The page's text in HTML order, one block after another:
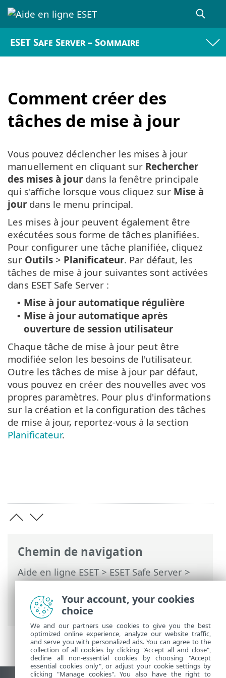
ESET Safe Server – Sommaire
Comment créer des
tâches de mise à jour
Chemin de navigation
Aide en ligne ESET>ESET Safe Server>
Utilisation d'ESET Safe Server>Mettre à
jour> Comment créer des tâches de
mise à jour
Vous pouvez déclencher les mises à jour
manuellement en cliquant sur Rechercher
des mises à jour dans la fenêtre principale
qui s'affiche lorsque vous cliquez sur Mise à
jour dans le menu principal.
Les mises à jour peuvent également être
exécutées sous forme de tâches planifiées.
Pour configurer une tâche planifiée, cliquez
sur Outils > Planificateur. Par défaut, les
tâches de mise à jour suivantes sont activées
dans ESET Safe Server :
• Mise à jour automatique régulière
• Mise à jour automatique après
ouverture de session utilisateur
Chaque tâche de mise à jour peut être
modifiée selon les besoins de l'utilisateur.
Outre les tâches de mise à jour par défaut,
vous pouvez en créer des nouvelles avec vos
propres paramètres. Pour plus d'informations
sur la création et la configuration des tâches
de mise à jour, reportez-vous à la section
Planificateur.
Your account, your cookies
choice
We and our partners use cookies to give you the best
optimized online experience, analyze our website traffic,
and serve you with personalized ads. You can agree to the
collection of all cookies by clicking "Accept all and close",
decline all non-essential cookies by choosing "Accept
essential cookies only", or adjust your cookie settings by
clicking "Manage cookies". You also have the right to